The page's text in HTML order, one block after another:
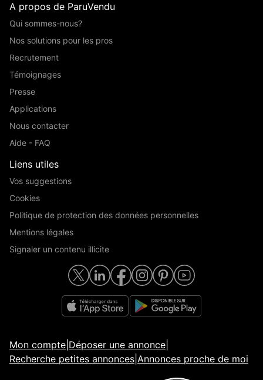
A propos de ParuVendu
Qui sommes-nous?
Nos solutions pour les pros
Recrutement
Témoignages
Presse
Applications
Nous contacter
Aide - FAQ
Liens utiles
Vos suggestions
Cookies
Politique de protection des données personnelles
Mentions légales
Signaler un contenu illicite
Mon compte Déposer une annonce
Recherche petites annonces Annonces proche de moi